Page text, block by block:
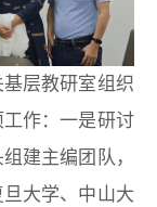
科研办事流程
基层教研室组织
作：一是研讨
建主编团队，
大学、中山大